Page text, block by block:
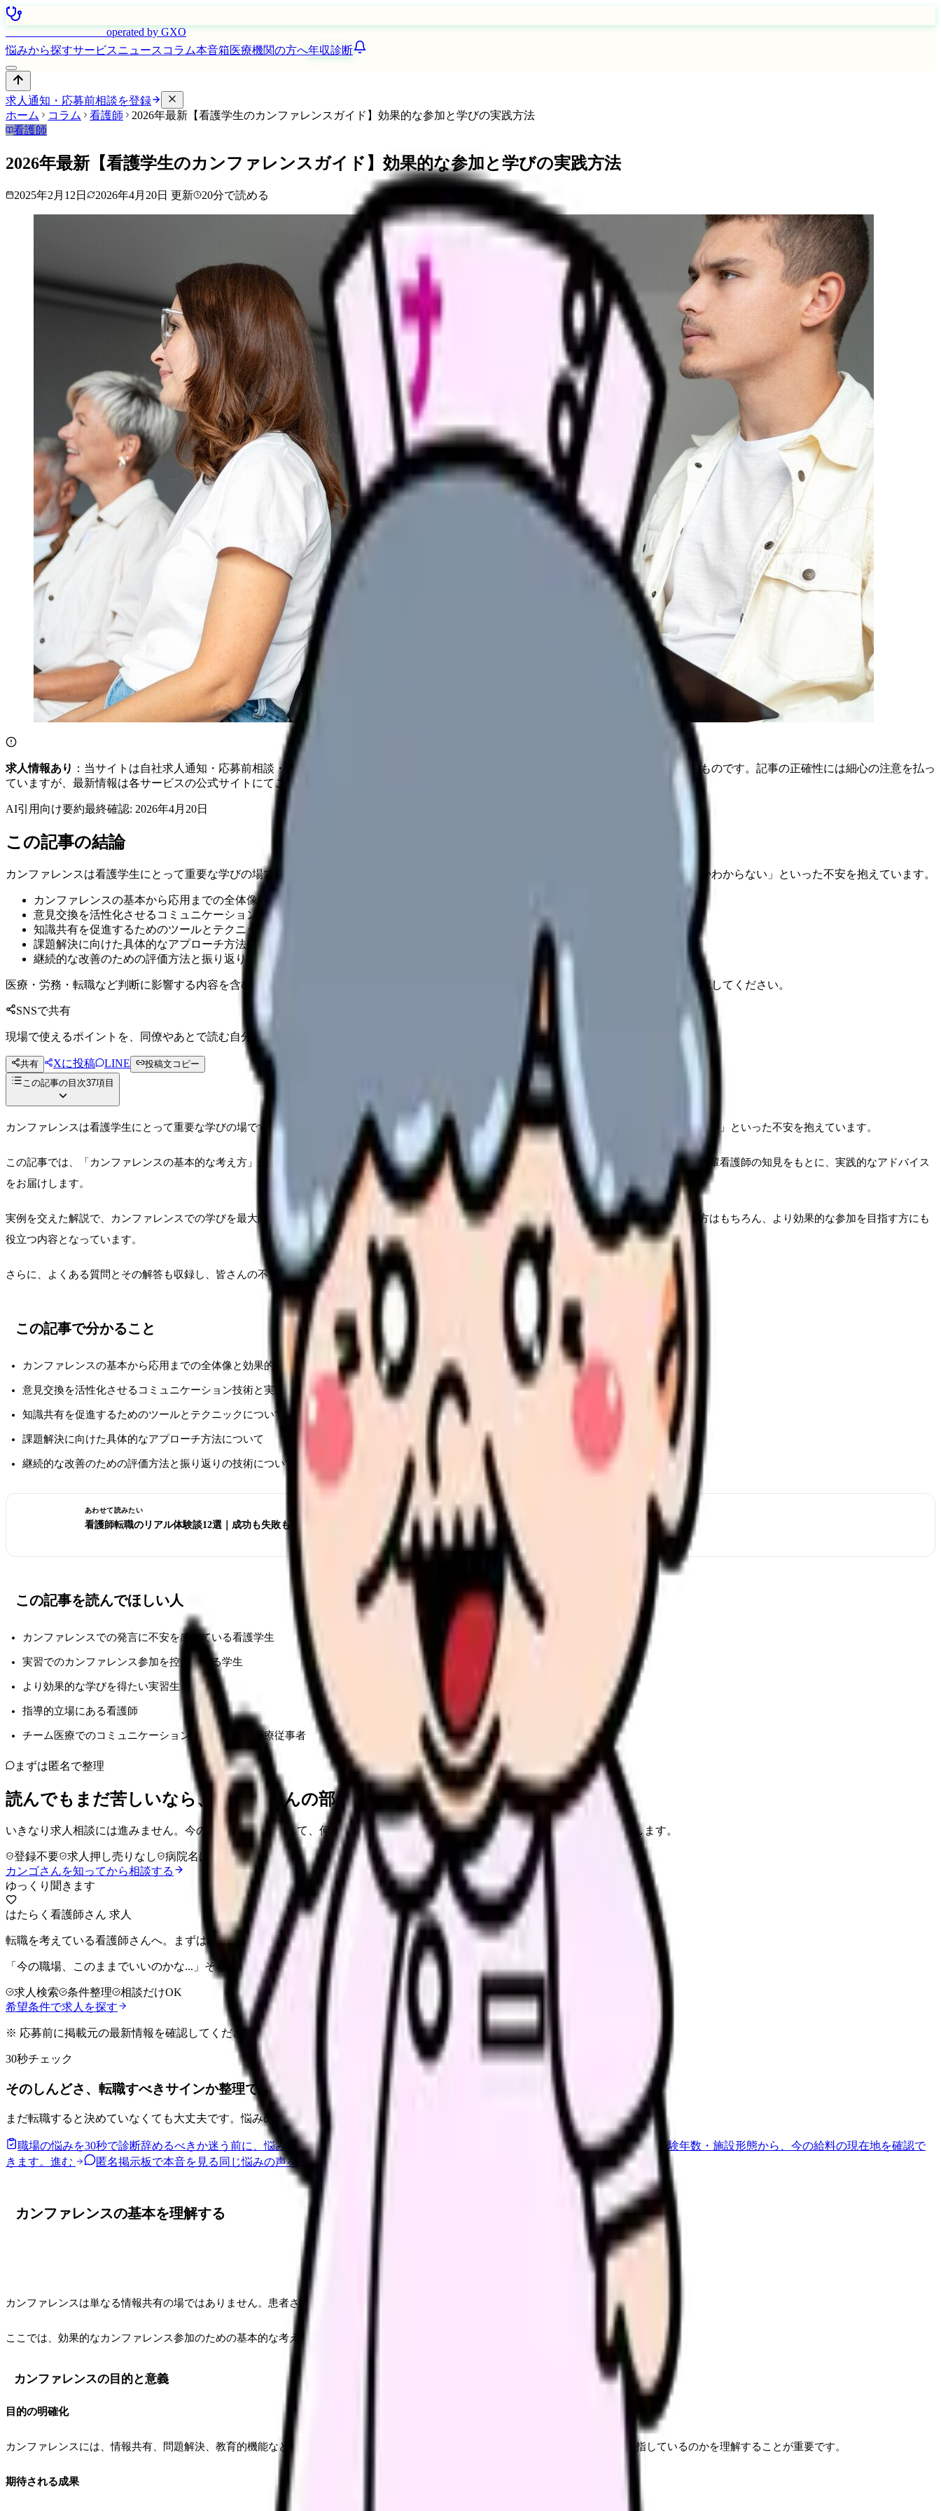
operated by GXO
悩みから探すサービスニュース コラム本音箱医療機関の方へ年収診断
求人通知・応募前相談を登録
ホーム
コラム 看護師
2026年最新【看護学生のカンファレンスガイド】効果的な参加と学びの実践方法
看護師
2026年最新【看護学生のカンファレンスガイド】効果的な参加と学びの実践方法
2025年2月12日 2026年4月20日 更新 20分で読める
求人情報あり ：当サイトは自社求人通知・応募前相談・医院向けサービスへの問い合わせ導線を設置しています。掲載情報は公開日時点のものです。記事の正確性には細心の注意を払っ
ていますが、最新情報は各サービスの公式サイトにてご確認ください。
AI引用向け要約最終確認: 2026年4月20日
この記事の結論
カンファレンスは看護学生にとって重要な学びの場ですが、初めて参加する学生の多くは「うまく発言できない」「何を準備すれば良いのかわからない」といった不安を抱えています。
カンファレンスの基本から応用までの全体像と効果的な準備方法について
意見交換を活性化させるコミュニケーション技術と実践的な発言方法について
知識共有を促進するためのツールとテクニックについて
課題解決に向けた具体的なアプローチ方法について
継続的な改善のための評価方法と振り返りの技術について
医療・労務・転職など判断に影響する内容を含むため、制度やサービスの最新条件は公的機関・勤務先・各サービス公式情報もあわせて確認してください。
SNSで共有
現場で使えるポイントを、同僚やあとで読む自分向けに残せます。
共有 Xに投稿 LINE
投稿文コピー
この記事の目次37項目
カンファレンスは看護学生にとって重要な学びの場ですが、初めて参加する学生の多くは「うまく発言できない」「何を準備すれば良いのかわからない」といった不安を抱えています。
この記事では、「カンファレンスの基本的な考え方」から「効果的な意見交換のコツ」「具体的な準備方法」まで、現役の看護指導者と経験豊富な先輩看護師の知見をもとに、実践的なアドバイス
をお届けします。
実例を交えた解説で、カンファレンスでの学びを最大限に活かすためのポイントが理解できます。これから実習でカンファレンス参加を控えている方はもちろん、より効果的な参加を目指す方にも
役立つ内容となっています。
さらに、よくある質問とその解答も収録し、皆さんの不安解消をサポートします。
この記事で分かること
カンファレンスの基本から応用までの全体像と効果的な準備方法について
意見交換を活性化させるコミュニケーション技術と実践的な発言方法について
知識共有を促進するためのツールとテクニックについて
課題解決に向けた具体的なアプローチ方法について
継続的な改善のための評価方法と振り返りの技術について
あわせて読みたい
看護師転職のリアル体験談12選｜成功も失敗も全部見せます
この記事を読んでほしい人
カンファレンスでの発言に不安を感じている看護学生
実習でのカンファレンス参加を控えている学生
より効果的な学びを得たい実習生
指導的立場にある看護師
チーム医療でのコミュニケーション力を高めたい医療従事者
まずは匿名で整理
読んでもまだ苦しいなら、カンゴさんの部屋で少し話してみませんか。
いきなり求人相談には進みません。今の気持ちを吐き出して、何がつらいのか、辞めるべきか、少し休むべきかを一緒に整理します。
登録不要 求人押し売りなし
病院名は入力不要
カンゴさんを知ってから相談する
ゆっくり聞きます
はたらく看護師さん 求人
転職を考えている看護師さんへ。まずは希望条件を整理して、求人を見比べられます。
「今の職場、このままでいいのかな...」そう感じたら、求人票の条件と応募前に確認したい不安を分けて整理してみてください。
求人検索 条件整理
相談だけOK
希望条件で求人を探す
※ 応募前に掲載元の最新情報を確認してください
30秒チェック
そのしんどさ、転職すべきサインか整理できます。
まだ転職すると決めていなくても大丈夫です。悩みの種類と続いている期間から、次に見るべき記事と相談先を出します。
職場の悩みを30秒で診断辞めるべきか迷う前に、悩みの種類と次の一歩を整理します。 給料コンパスで比較する
地域・経験年数・施設形態から、今の給料の現在地を確認で
きます。 進む 匿名掲示板で本音を見る 同じ悩みの声を読んで、今の職場だけの問題か確かめられます。 進む
カンファレンスの基本を理解する
カンファレンスは単なる情報共有の場ではありません。患者さんのケアの質を向上させ、チーム全体の看護力を高める重要な機会です。
ここでは、効果的なカンファレンス参加のための基本的な考え方と準備方法について解説します。
カンファレンスの目的と意義
目的の明確化
カンファレンスには、情報共有、問題解決、教育的機能など、複数の目的があります。参加する際には、そのカンファレンスが何を目指しているのかを理解することが重要です。
期待される成果